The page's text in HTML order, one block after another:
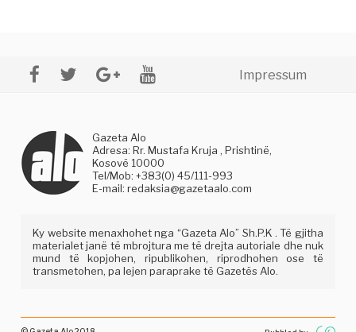
Impressum
Gazeta Alo
Adresa: Rr. Mustafa Kruja , Prishtinë,
Kosovë 10000
Tel/Mob: +383(0) 45/111-993
E-mail:redaksia@gazetaalo.com
Ky website menaxhohet nga “Gazeta Alo” Sh.P.K . Të gjitha
materialet janë të mbrojtura me të drejta autoriale dhe nuk
mund të kopjohen, ripublikohen, riprodhohen ose të
transmetohen, pa lejen paraprake të Gazetës Alo.